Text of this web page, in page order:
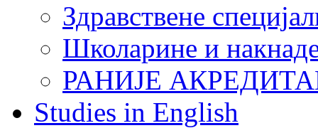
Здравствене
Школарине и
РАНИЈЕ
Studies in English